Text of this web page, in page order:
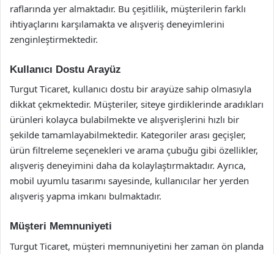
raflarında yer almaktadır. Bu çeşitlilik, müşterilerin farklı
ihtiyaçlarını karşılamakta ve alışveriş deneyimlerini
zenginleştirmektedir.
Kullanıcı Dostu Arayüz
Turgut Ticaret, kullanıcı dostu bir arayüze sahip olmasıyla
dikkat çekmektedir. Müşteriler, siteye girdiklerinde aradıkları
ürünleri kolayca bulabilmekte ve alışverişlerini hızlı bir
şekilde tamamlayabilmektedir. Kategoriler arası geçişler,
ürün filtreleme seçenekleri ve arama çubuğu gibi özellikler,
alışveriş deneyimini daha da kolaylaştırmaktadır. Ayrıca,
mobil uyumlu tasarımı sayesinde, kullanıcılar her yerden
alışveriş yapma imkanı bulmaktadır.
Müşteri Memnuniyeti
Turgut Ticaret, müşteri memnuniyetini her zaman ön planda